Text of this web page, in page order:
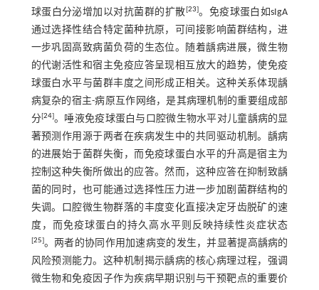
球蛋白分泌增加以对抗菌群的扩散[23]。免疫球蛋白如sIgA
通过选择性结合特定菌种抗原，可间接影响菌群结构，进
一步巩固高致病菌负荷的生态位。随着龋病进展，微生物
的代谢活性和宿主免疫应答呈现相互放大的趋势，使免疫
球蛋白水平与菌群丰度之间形成正相关。这种关系体现龋
病复杂的宿主-病原互作网络，是其病理机制的重要组成部
分[24]。唾液免疫球蛋白与口腔微生物水平对儿童龋病的显
著预测作用源于两者在疾病发生中的共同驱动机制。龋病
的进展始于菌群失衡，而免疫球蛋白水平的升高是宿主为
控制这种失衡所做出的应答。然而，这种应答在抑制致龋
菌的同时，也可能通过选择性压力进一步加剧菌群结构的
失调。口腔微生物群落的丰度变化直接决定牙齿脱矿的速
度，而免疫球蛋白的持久高水平则反映持续性炎症状态
[25]。两者的协同作用加速病变的发生，并显著提高龋病的
风险预测能力。这种机制揭示龋病的核心病理过程，强调
微生物和免疫因子作为疾病早期识别与干预靶点的重要价